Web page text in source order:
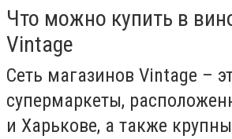
Что можно купить в
Vintage
Сеть магазинов Vintage –
супермаркеты,
и Харькове, а также